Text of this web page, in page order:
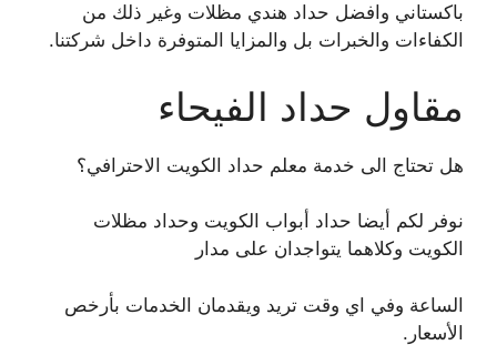
باكستاني وافضل حداد هندي مظلات وغير ذلك من
الكفاءات والخبرات بل والمزايا المتوفرة داخل شركتنا.
مقاول حداد الفيحاء
هل تحتاج الى خدمة معلم حداد الكويت الاحترافي؟
نوفر لكم أيضا حداد أبواب الكويت وحداد مظلات
الكويت وكلاهما يتواجدان على مدار
الساعة وفي اي وقت تريد ويقدمان الخدمات بأرخص
الأسعار.